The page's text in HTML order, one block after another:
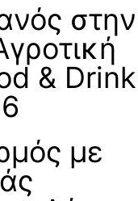
στην
& Drink
με